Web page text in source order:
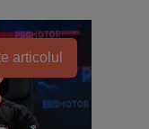
articolul